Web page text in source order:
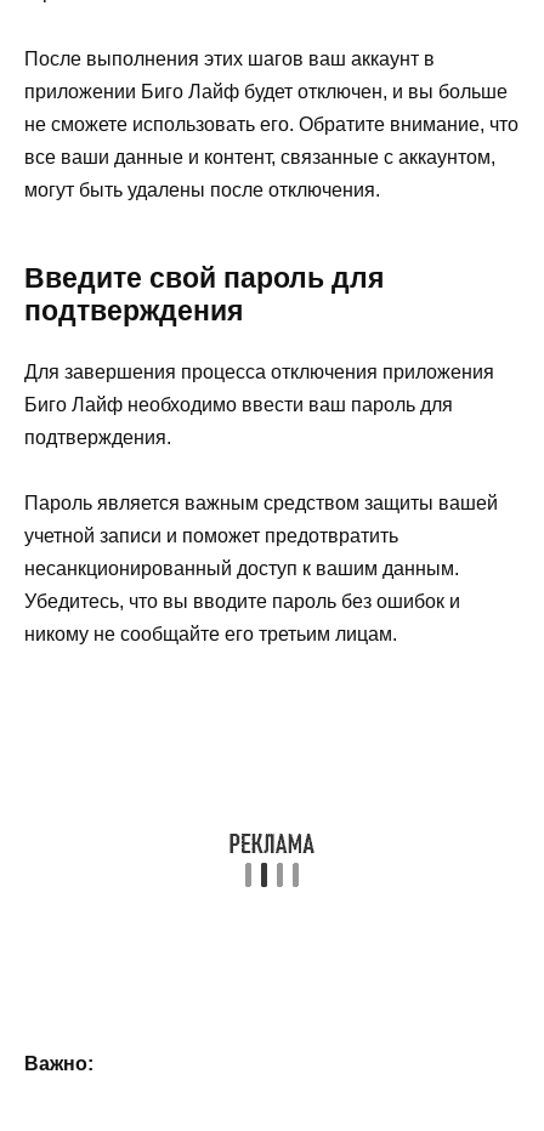
После выполнения этих шагов ваш аккаунт в
приложении Биго Лайф будет отключен, и вы больше
не сможете использовать его. Обратите внимание, что
все ваши данные и контент, связанные с аккаунтом,
могут быть удалены после отключения.
Введите свой пароль для
подтверждения
Для завершения процесса отключения приложения
Биго Лайф необходимо ввести ваш пароль для
подтверждения.
Пароль является важным средством защиты вашей
учетной записи и поможет предотвратить
несанкционированный доступ к вашим данным.
Убедитесь, что вы вводите пароль без ошибок и
никому не сообщайте его третьим лицам.
Важно: